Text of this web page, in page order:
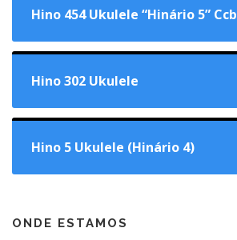
Hino 454 Ukulele “Hinário 5” Ccb
Hino 302 Ukulele
Hino 5 Ukulele (Hinário 4)
ONDE ESTAMOS